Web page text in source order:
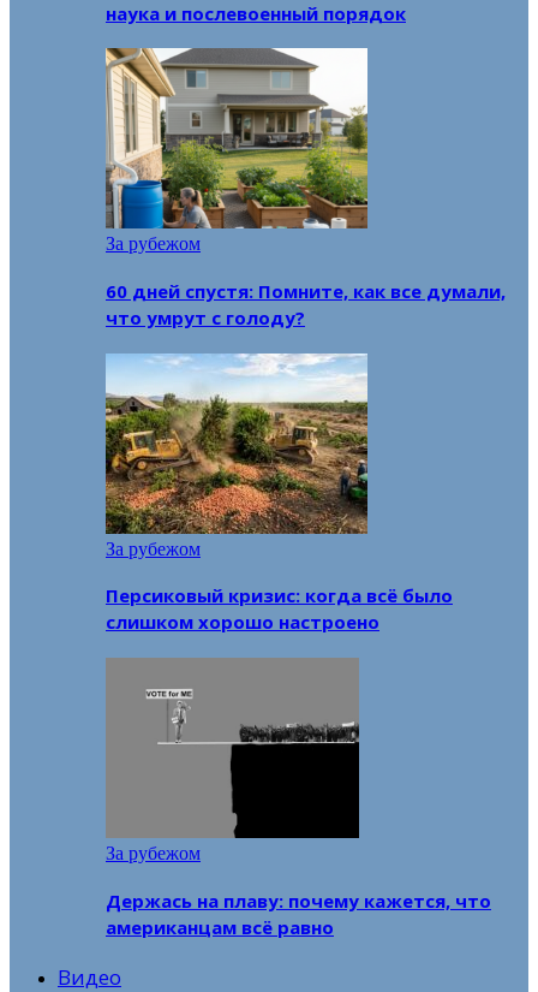
наука и послевоенный порядок
За рубежом
60 дней спустя: Помните, как все думали,
что умрут с голоду?
За рубежом
Персиковый кризис: когда всё было
слишком хорошо настроено
За рубежом
Держась на плаву: почему кажется, что
американцам всё равно
Видео